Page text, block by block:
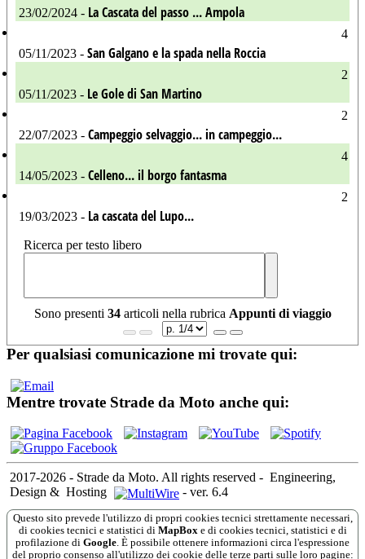
23/02/2024 - La Cascata del passo ... Ampola
4
05/11/2023 - San Galgano e la spada nella Roccia
2
05/11/2023 - Le Gole di San Martino
2
22/07/2023 - Campeggio selvaggio... in campeggio...
4
14/05/2023 - Celleno... il borgo fantasma
2
19/03/2023 - La cascata del Lupo...
Ricerca per testo libero
Sono presenti 34articoli nella rubrica Appunti di viaggio
Per qualsiasi comunicazione mi trovate qui:
Mentre trovate Strade da Moto anche qui:
2017-2026 - Strade da Moto. All rights reserved - Engineering,
Design & Hosting - ver. 6.4
Questo sito prevede l'utilizzo di propri cookies tecnici strettamente necessari,
di cookies tecnici e statistici di MapBox e di cookies tecnici, statistici e di
profilazione di Google . È possibile ottenere informazioni circa l'espressione
del proprio consenso all'utilizzo dei cookie delle terze parti sulle loro pagine: